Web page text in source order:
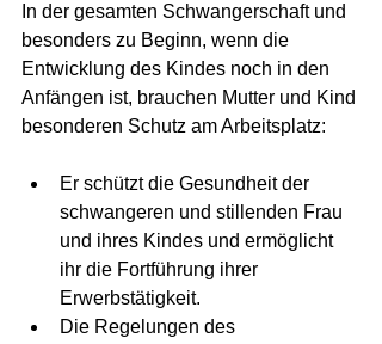
In der gesamten Schwangerschaft und
besonders zu Beginn, wenn die
Entwicklung des Kindes noch in den
Anfängen ist, brauchen Mutter und Kind
besonderen Schutz am Arbeitsplatz:
Er schützt die Gesundheit der
schwangeren und stillenden Frau
und ihres Kindes und ermöglicht
ihr die Fortführung ihrer
Erwerbstätigkeit.
Die Regelungen des